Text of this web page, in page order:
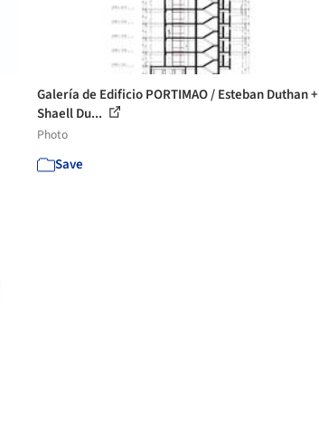
Galería de Edificio PORTIMAO / Esteban Duthan +
Shaell Du...
Photo
Save